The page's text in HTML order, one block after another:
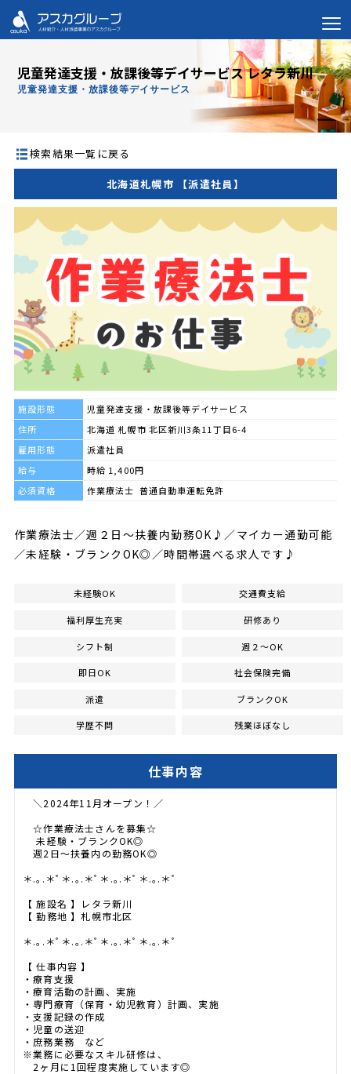
児童発達支援・放課後等デイサービス レタラ新川
児童発達支援・放課後等デイサービス
検索結果一覧に戻る
北海道札幌市 【派遣社員】
施設形態
児童発達支援・放課後等デイサービス
住所
北海道 札幌市 北区新川3条11丁目6-4
雇用形態
派遣社員
給与
時給 1,400円
必須資格
作業療法士 普通自動車運転免許
作業療法士／週２日～扶養内勤務OK♪／マイカー通勤可能
／未経験・ブランクOK◎／時間帯選べる求人です♪
未経験OK 交通費支給
福利厚生充実 研修あり
シフト制 週２～OK
即日OK 社会保険完備
派遣 ブランクOK
学歴不問 残業ほぼなし
仕事内容
＼2024年11月オープン！／
☆作業療法士さんを募集☆
未経験・ブランクOK◎
週2日～扶養内の勤務OK◎
＊.｡.＊ﾟ＊.｡.＊ﾟ＊.｡.＊ﾟ＊.｡.＊ﾟ
【 施設名 】レタラ新川
【 勤務地 】札幌市北区
＊.｡.＊ﾟ＊.｡.＊ﾟ＊.｡.＊ﾟ＊.｡.＊ﾟ
【 仕事内容 】
・療育支援
・療育活動の計画、実施
・専門療育（保育・幼児教育）計画、実施
・支援記録の作成
・児童の送迎
・庶務業務 など
※業務に必要なスキル研修は、
2ヶ月に1回程度実施しています◎